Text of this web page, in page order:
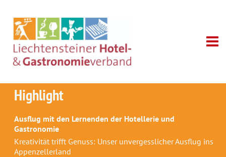
Highlight
Ausflug mit den Lernenden der Hotellerie und
Gastronomie
Kreativität trifft Genuss: Unser unvergesslicher Ausflug ins
Appenzellerland